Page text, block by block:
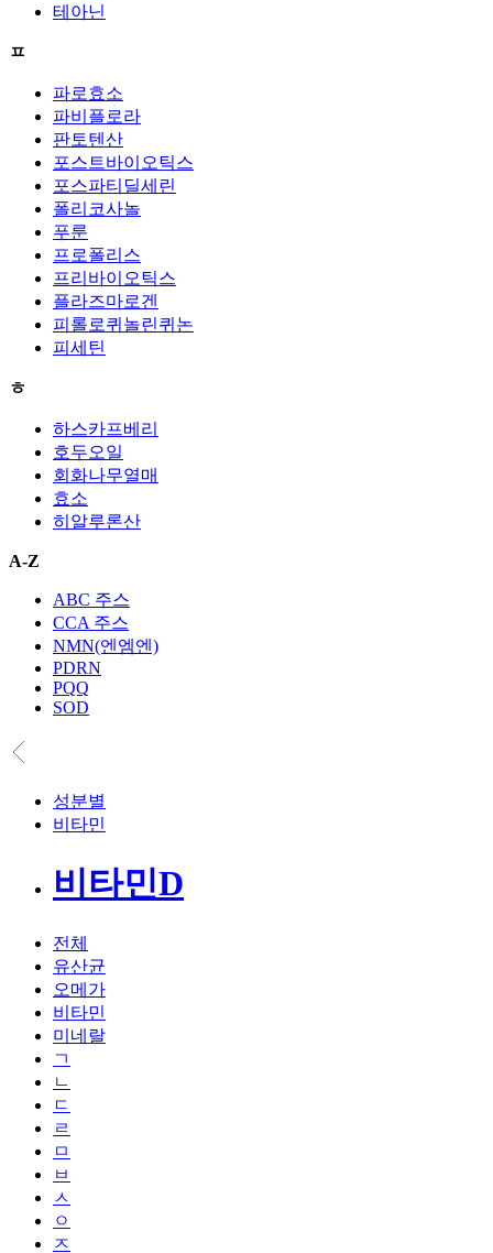
테아닌
ㅍ
파로효소
파비플로라
판토텐산
포스트바이오틱스
포스파티딜세린
폴리코사놀
푸룬
프로폴리스
프리바이오틱스
플라즈마로겐
피롤로퀴놀린퀴논
피세틴
ㅎ
하스카프베리
호두오일
회화나무열매
효소
히알루론산
A-Z
ABC 주스
CCA 주스
NMN(엔엠엔)
PDRN
PQQ
SOD
성분별
비타민
비타민D
전체
유산균
오메가
비타민
미네랄
ㄱ
ㄴ
ㄷ
ㄹ
ㅁ
ㅂ
ㅅ
ㅇ
ㅈ